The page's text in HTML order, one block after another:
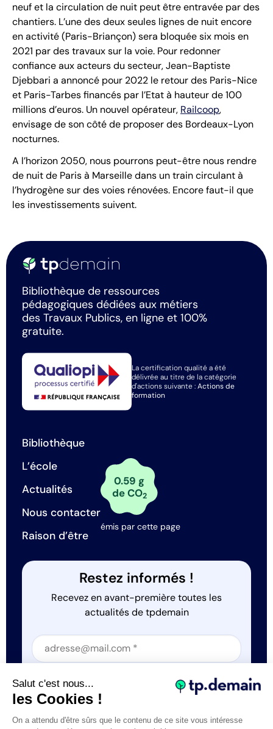
neuf et la circulation de nuit peut être entravée par des
chantiers. L’une des deux seules lignes de nuit encore
en activité (Paris-Briançon) sera bloquée six mois en
2021 par des travaux sur la voie. Pour redonner
confiance aux acteurs du secteur, Jean-Baptiste
Djebbari a annoncé pour 2022 le retour des Paris-Nice
et Paris-Tarbes financés par l’Etat à hauteur de 100
millions d’euros. Un nouvel opérateur, Railcoop,
envisage de son côté de proposer des Bordeaux-Lyon
nocturnes.
A l’horizon 2050, nous pourrons peut-être nous rendre
de nuit de Paris à Marseille dans un train circulant à
l’hydrogène sur des voies rénovées. Encore faut-il que
les investissements suivent.
Bibliothèque de ressources
pédagogiques dédiées aux métiers
des Travaux Publics, en ligne et 100%
gratuite.
La certification qualité a été
délivrée au titre de la catégorie
d'actions suivante :Actions de
formation
Bibliothèque
L’école
Actualités
Nous contacter
Raison d’être
0.59 g
de CO2
émis par cette page
Restez informés !
Recevez en avant-première toutes les
actualités de tpdemain
Section
Section
J'accepte que tp.demain utilise mes informations
Salut c'est nous...
les Cookies !
On a attendu d'être sûrs que le contenu de ce site vous intéresse